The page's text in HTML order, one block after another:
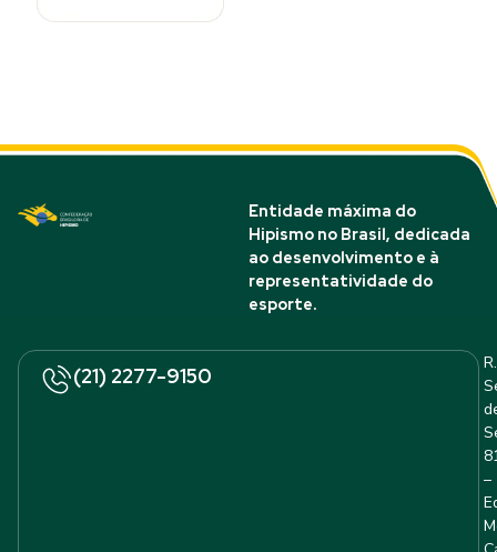
Entidade máxima do
Hipismo no Brasil, dedicada
ao desenvolvimento e à
representatividade do
esporte.
(21) 2277-9150
R.
–